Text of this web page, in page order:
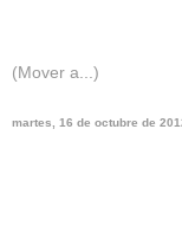
martes, 16 de octubre de